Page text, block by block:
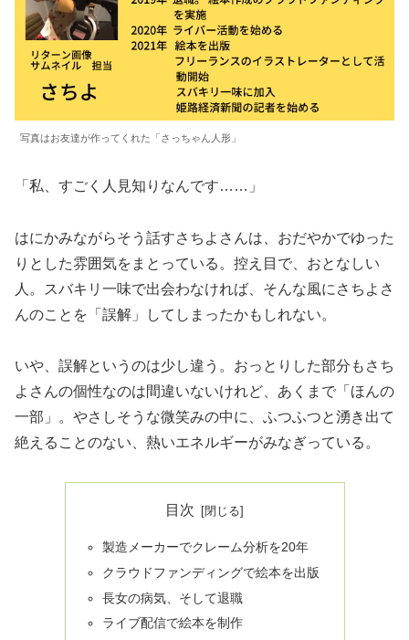
写真はお友達が作ってくれた「さっちゃん人形」
「私、すごく人見知りなんです……」
はにかみながらそう話すさちよさんは、おだやかでゆった
りとした雰囲気をまとっている。控え目で、おとなしい
人。スバキリ一味で出会わなければ、そんな風にさちよさ
んのことを「誤解」してしまったかもしれない。
いや、誤解というのは少し違う。おっとりした部分もさち
よさんの個性なのは間違いないけれど、あくまで「ほんの
一部」。やさしそうな微笑みの中に、ふつふつと湧き出て
絶えることのない、熱いエネルギーがみなぎっている。
目次
製造メーカーでクレーム分析を20年
クラウドファンディングで絵本を出版
長女の病気、そして退職
ライブ配信で絵本を制作